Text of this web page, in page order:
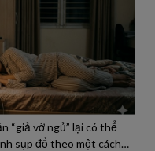
“giả vờ ngủ” lại có thể
sụp đổ theo một cách…